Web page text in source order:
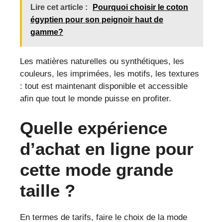
Lire cet article :
Pourquoi choisir le coton
égyptien pour son peignoir haut de
gamme?
Les matières naturelles ou synthétiques, les
couleurs, les imprimées, les motifs, les textures
: tout est maintenant disponible et accessible
afin que tout le monde puisse en profiter.
Quelle expérience
d’achat en ligne pour
cette mode grande
taille ?
En termes de tarifs, faire le choix de la mode